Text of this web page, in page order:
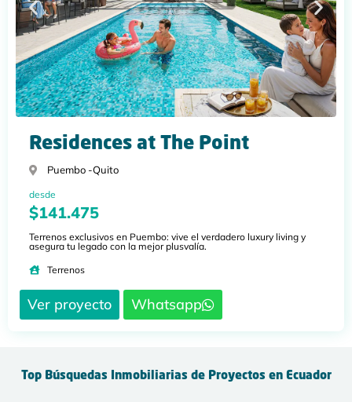
Residences at The Point
Puembo -Quito
desde
$141.475
Terrenos exclusivos en Puembo: vive el verdadero luxury living y
asegura tu legado con la mejor plusvalía.
Terrenos
Ver proyecto Whatsapp
Top Búsquedas Inmobiliarias de Proyectos en Ecuador